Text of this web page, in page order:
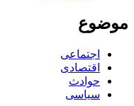
اجتماعی
اقتصادی
حوادث
سیاسی